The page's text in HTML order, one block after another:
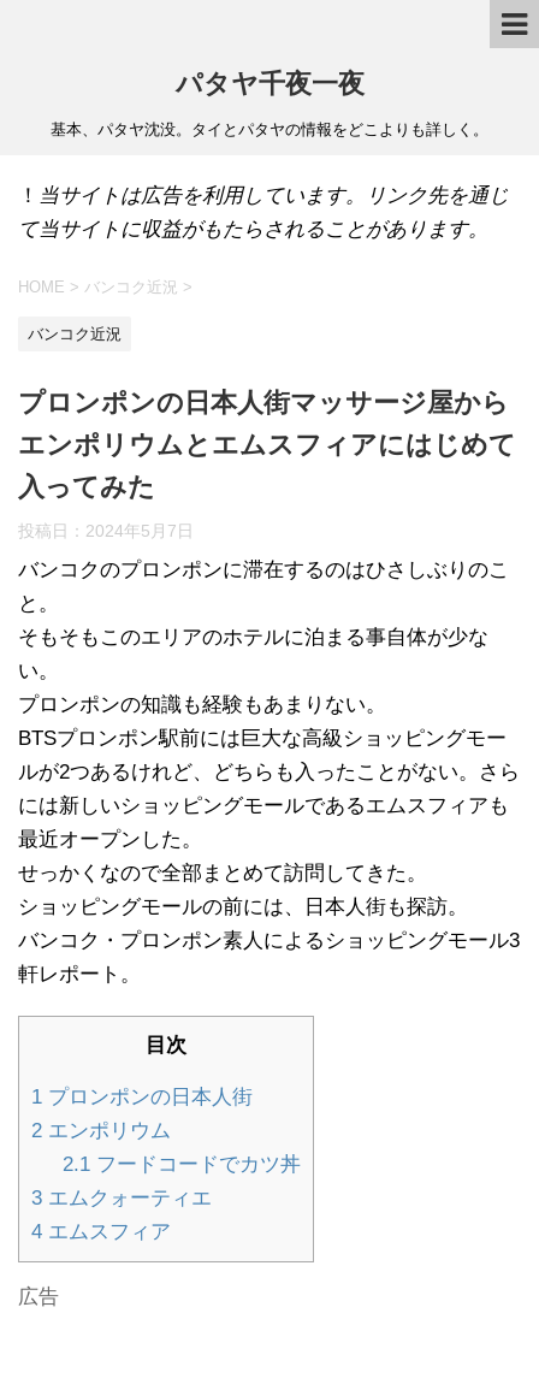
パタヤ千夜一夜
基本、パタヤ沈没。タイとパタヤの情報をどこよりも詳しく。
！ 当サイトは広告を利用しています。リンク先を通じ
て当サイトに収益がもたらされることがあります。
HOME > バンコク近況 >
バンコク近況
プロンポンの日本人街マッサージ屋から
エンポリウムとエムスフィアにはじめて
入ってみた
投稿日： 2024年5月7日
バンコクのプロンポンに滞在するのはひさしぶりのこ
と。
そもそもこのエリアのホテルに泊まる事自体が少な
い。
プロンポンの知識も経験もあまりない。
BTSプロンポン駅前には巨大な高級ショッピングモー
ルが2つあるけれど、どちらも入ったことがない。さら
には新しいショッピングモールであるエムスフィアも
最近オープンした。
せっかくなので全部まとめて訪問してきた。
ショッピングモールの前には、日本人街も探訪。
バンコク・プロンポン素人によるショッピングモール3
軒レポート。
目次
1 プロンポンの日本人街
2 エンポリウム
2.1フードコードでカツ丼
3 エムクォーティエ
4 エムスフィア
広告